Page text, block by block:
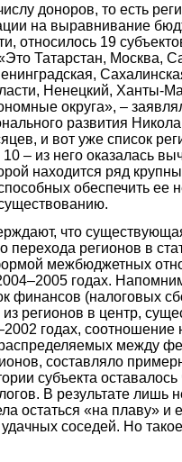
доноров, то есть
на выравнивание
относилось 19
Татарстан, Москва,
Ненецкий, Ханты-
округа», –
развития
и вот уже список
10 – из него оказалась
находится ряд
обеспечить ее
что
перехода регионов в
межбюджетных
годах.
финансов (налоговых
регионов в центр,
годах, соотношение
между
составляло
субъекта
В результате лишь
остаться «на плаву»
соседей. Но